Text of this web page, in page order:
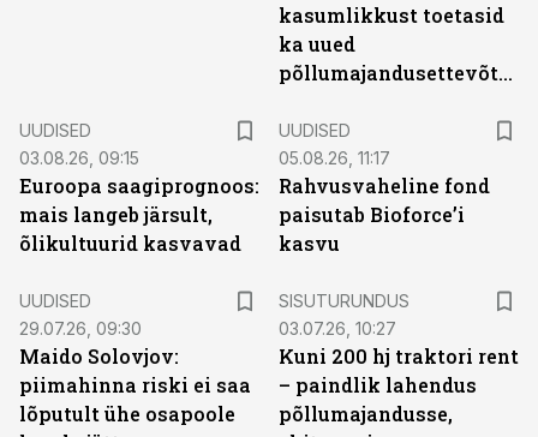
kasumlikkust toetasid
ka uued
põllumajandusettevõtted
UUDISED
03.08.26, 09:15
Euroopa saagiprognoos:
mais langeb järsult,
õlikultuurid kasvavad
UUDISED
05.08.26, 11:17
Rahvusvaheline fond
paisutab Bioforce’i
kasvu
UUDISED
29.07.26, 09:30
Maido Solovjov:
piimahinna riski ei saa
lõputult ühe osapoole
SISUTURUNDUS
03.07.26, 10:27
Kuni 200 hj traktori rent
– paindlik lahendus
põllumajandusse,